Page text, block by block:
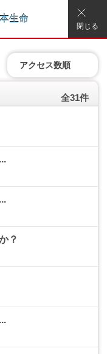
閉じる
アクセス数順
全31件
？